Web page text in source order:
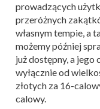
prowadzących
przeróżnych
własnym tempie, a
możemy później
już dostępny, a
wyłącznie od
złotych za 16-
calowy.